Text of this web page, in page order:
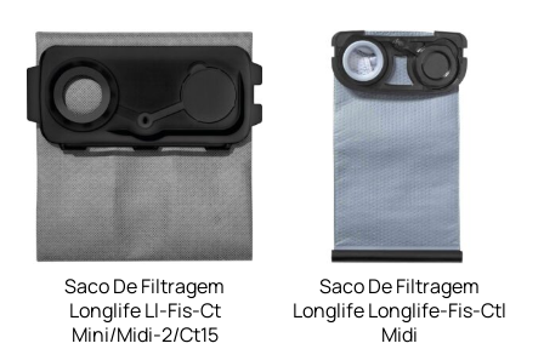
Saco De Filtragem
Longlife Ll-Fis-Ct
Mini/Midi-2/Ct15
Saco De Filtragem
Longlife Longlife-Fis-Ctl
Midi